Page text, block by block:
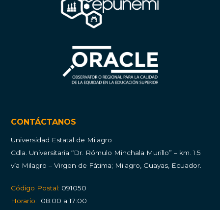
CONTÁCTANOS
Universidad Estatal de Milagro
Cdla. Universitaria “Dr. Rómulo Minchala Murillo” – km. 1.5
vía Milagro – Virgen de Fátima; Milagro, Guayas, Ecuador.
Código Postal: 091050
Horario:
08:00 a 17:00